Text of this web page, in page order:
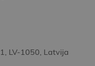
LV-1050, Latvija